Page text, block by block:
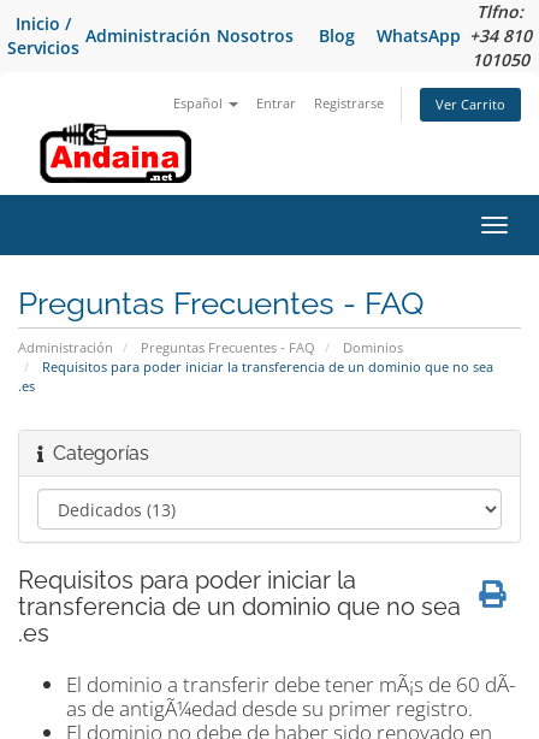
Inicio /
Servicios
Administración Nosotros Blog WhatsApp
Tlfno:
+34 810
101050
Español Entrar Registrarse Ver Carrito
Preguntas Frecuentes - FAQ
Administración Preguntas Frecuentes - FAQ
Dominios
Requisitos para poder iniciar la transferencia de un dominio que no sea
.es
Categorías
Requisitos para poder iniciar la
transferencia de un dominio que no sea
.es
El dominio a transferir debe tener mÃ¡s de 60 dÃ­
as de antigÃ¼edad desde su primer registro.
El dominio no debe de haber sido renovado en